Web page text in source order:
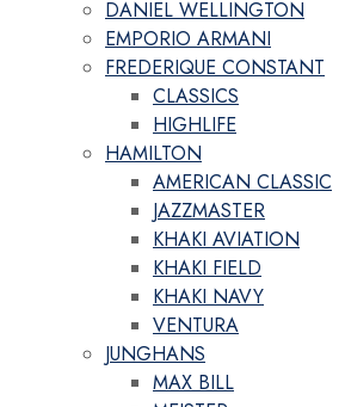
DANIEL WELLINGTON
EMPORIO ARMANI
FREDERIQUE CONSTANT
CLASSICS
HIGHLIFE
HAMILTON
AMERICAN CLASSIC
JAZZMASTER
KHAKI AVIATION
KHAKI FIELD
KHAKI NAVY
VENTURA
JUNGHANS
MAX BILL